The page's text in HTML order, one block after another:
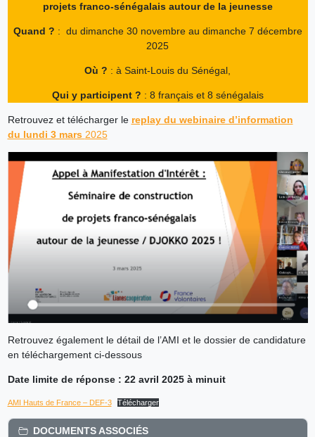
projets franco-sénégalais autour de la jeunesse
Quand ? : du dimanche 30 novembre au dimanche 7 décembre
2025
Où ? : à Saint-Louis du Sénégal,
Qui y participent ? : 8 français et 8 sénégalais
Retrouvez et télécharger le replay du webinaire d’information
du lundi 3 mars 2025
Retrouvez également le détail de l’AMI et le dossier de candidature
en téléchargement ci-dessous
Date limite de réponse : 22 avril 2025 à minuit
AMI Hauts de France – DEF-3 Télécharger
DOCUMENTS ASSOCIÉS